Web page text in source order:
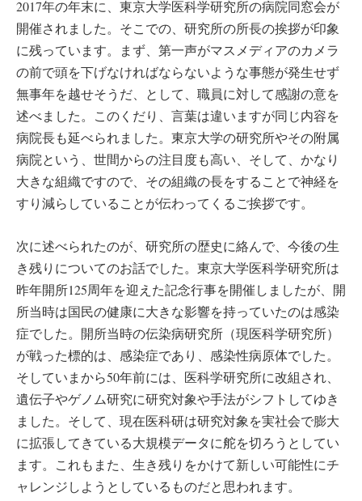
2017年の年末に、東京大学医科学研究所の病院同窓会が
開催されました。そこでの、研究所の所長の挨拶が印象
に残っています。まず、第一声がマスメディアのカメラ
の前で頭を下げなければならないような事態が発生せず
無事年を越せそうだ、として、職員に対して感謝の意を
述べました。このくだり、言葉は違いますが同じ内容を
病院長も延べられました。東京大学の研究所やその附属
病院という、世間からの注目度も高い、そして、かなり
大きな組織ですので、その組織の長をすることで神経を
すり減らしていることが伝わってくるご挨拶です。
次に述べられたのが、研究所の歴史に絡んで、今後の生
き残りについてのお話でした。東京大学医科学研究所は
昨年開所125周年を迎えた記念行事を開催しましたが、開
所当時は国民の健康に大きな影響を持っていたのは感染
症でした。開所当時の伝染病研究所（現医科学研究所）
が戦った標的は、感染症であり、感染性病原体でした。
そしていまから50年前には、医科学研究所に改組され、
遺伝子やゲノム研究に研究対象や手法がシフトしてゆき
ました。そして、現在医科研は研究対象を実社会で膨大
に拡張してきている大規模データに舵を切ろうとしてい
ます。これもまた、生き残りをかけて新しい可能性にチ
ャレンジしようとしているものだと思われます。